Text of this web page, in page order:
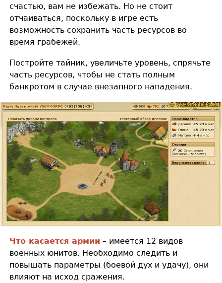
счастью, вам не избежать. Но не стоит
отчаиваться, поскольку в игре есть
возможность сохранить часть ресурсов во
время грабежей.
Постройте тайник, увеличьте уровень, спрячьте
часть ресурсов, чтобы не стать полным
банкротом в случае внезапного нападения.
Что касается армии – имеется 12 видов
военных юнитов. Необходимо следить и
повышать параметры (боевой дух и удачу), они
влияют на исход сражения.